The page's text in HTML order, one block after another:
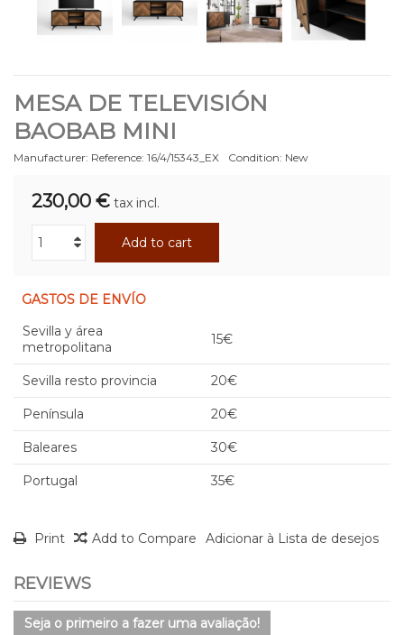
MESA DE TELEVISIÓN
BAOBAB MINI
Manufacturer: Reference: 16/4/15343_EX Condition: New
230,00 € tax incl.
Add to cart
GASTOS DE ENVÍO
Sevilla y área
metropolitana
15€
Sevilla resto provincia 20€
Península 20€
Baleares 30€
Portugal 35€
Print Add to Compare Adicionar à Lista de desejos
REVIEWS
Seja o primeiro a fazer uma avaliação!